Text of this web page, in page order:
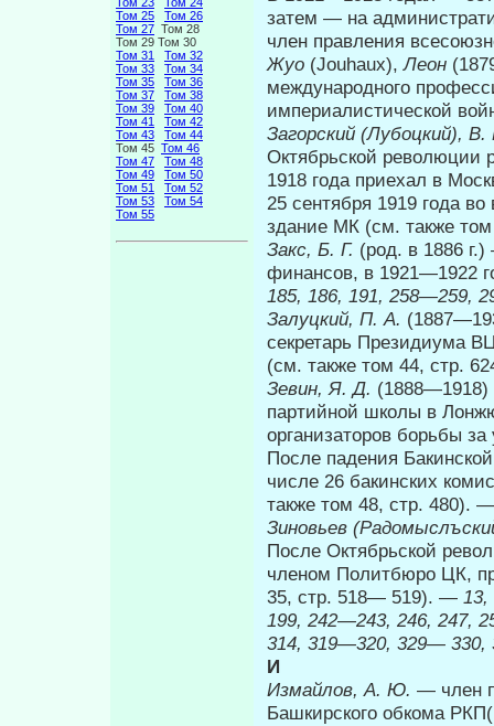
Том 25
Том 26
Том 27 Том 28
Том 29 Том 30
Том 31
Том 32
Том 33
Том 34
Том 35
Том 36
Том 37
Том 38
Том 39
Том 40
Том 41
Том 42
Том 43
Том 44
Том 45 Том 46
Том 47
Том 48
Том 49
Том 50
Том 51
Том 52
Том 53
Том 54
Том 55
затем — на
член правления
Жуо (Jouhaux),Леон
международного
империалистической
Загорский (Лубоцкий),
Октябрьской революции
1918 года приехал в
25 сентября 1919 года
здание МК (см. также
Закс, Б. Г. (род. в 1886
финансов, в 1921—1922
185, 186, 191, 258—259,
Залуцкий, П. А.
секретарь Президиума
(см. также том 44, стр.
Зевин, Я. Д.
партийной школы в
организаторов борьбы
После падения
числе 26 бакинских
также том 48, стр. 480).
Зиновьев
После Октябрьской
членом Политбюро ЦК,
35, стр. 518— 519). —
199, 242—243, 246, 247,
314, 319—320, 329— 330,
И
Измайлов, А. Ю. — член
Башкирского обкома